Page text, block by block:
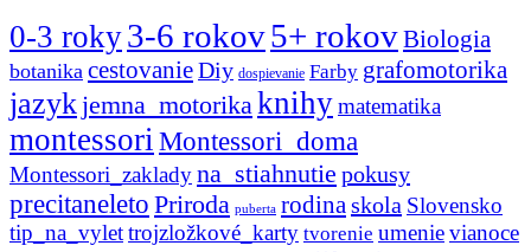
0-3 roky3-6 rokov5+ rokovBiologia
botanika cestovanieDiy dospievanie Farby grafomotorika
jazykjemna_motorikaknihymatematika
montessoriMontessori_doma
Montessori_zakladyna_stiahnutie pokusy
precitaneleto Priroda puberta rodinaskola Slovensko
tip_na_vylettrojzložkové_karty tvorenie umenievianoce